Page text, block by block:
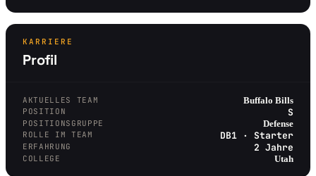
KARRIERE
Profil
AKTUELLES TEAM Buffalo Bills
POSITION S
POSITIONSGRUPPE Defense
ROLLE IM TEAM DB1 · Starter
ERFAHRUNG 2 Jahre
COLLEGE Utah